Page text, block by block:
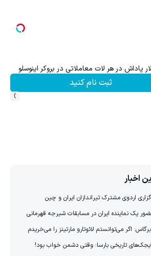
ثبت نام کنید
تا 70 درصد تخفیف محصولات جین وست + خرید در 4 قسط
›
اخبار
اردوی مشترک تیراندازان ایران و چین
یک نماینده ایران در مسابقات شیرجه قهرمانی
اگر می‌توانستم لائوتارو مارتینز را می‌خریدم
تاریخی بارسا: وقتی دشمن خواب بود!